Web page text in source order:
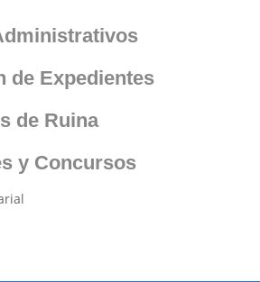
de Expedientes
de Ruina
y Concursos